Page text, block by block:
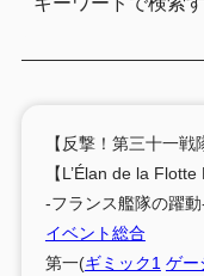
【反撃！第三十一戦
【L’Élan de la
-フランス艦隊の躍動-
イベント総合
第一(ギミック1 ゲー